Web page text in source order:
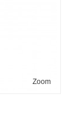
Zoom